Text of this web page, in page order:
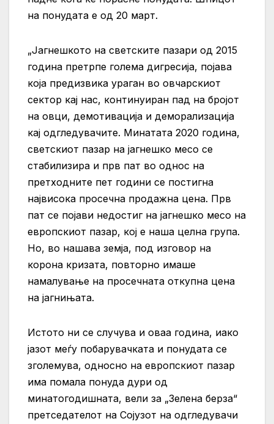
на понудата е од 20 март.
„Јагнешкото на светските пазари од 2015
година претрпе голема дигресија, појава
која предизвика ураган во овчарскиот
сектор кај нас, континуиран пад на бројот
на овци, демотивација и деморализација
кај одгледувачите. Минатата 2020 година,
светскиот пазар на јагнешко месо се
стабилизира и прв пат во однос на
претходните пет години се постигна
највисока просечна продажна цена. Прв
пат се појави недостиг на јагнешко месо на
европскиот пазар, кој е наша целна група.
Но, во нашава земја, под изговор на
корона кризата, повторно имаше
намалување на просечната откупна цена
на јагнињата.
Истото ни се случува и оваа година, иако
јазот меѓу побарувачката и понудата се
зголемува, односно на европскиот пазар
има помала понуда дури од
минатогодишната, вели за „Зелена берза“
претседателот на Сојузот на одгледувачи